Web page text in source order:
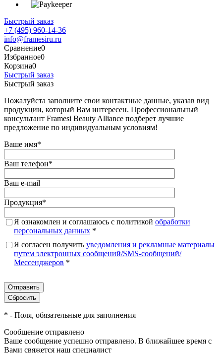
Быстрый заказ
+7 (495) 960-14-36
info@framesiru.ru
Сравнение0
Избранное0
Корзина0
Быстрый заказ
Быстрый заказ
Пожалуйста заполните свои контактные данные, указав вид
продукции, который Вам интересен. Профессиональный
консультант Framesi Beauty Alliance подберет лучшие
предложение по индивидуальным условиям!
Ваше имя*
Ваш телефон*
Ваш e-mail
Продукция*
Я ознакомлен и соглашаюсь с политикой обработки
персональных данных *
Я согласен получить уведомления и рекламные материалы
путем электронных сообщений/SMS-сообщений/
Мессенджеров *
* - Поля, обязательные для заполнения
Сообщение отправлено
Ваше сообщение успешно отправлено. В ближайшее время с
Вами свяжется наш специалист